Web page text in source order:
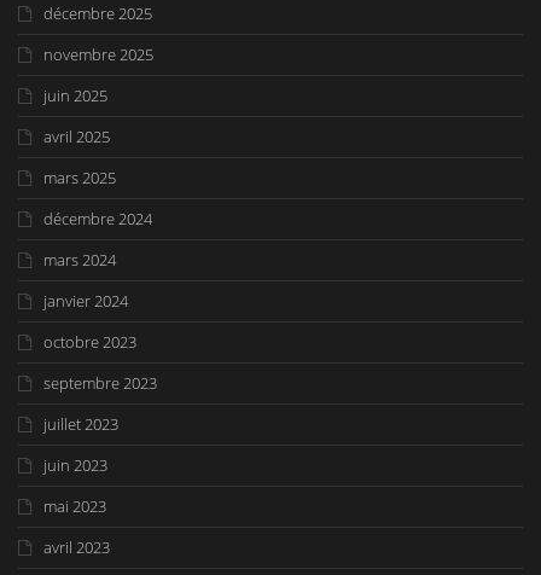
décembre 2025
novembre 2025
juin 2025
avril 2025
mars 2025
décembre 2024
mars 2024
janvier 2024
octobre 2023
septembre 2023
juillet 2023
juin 2023
mai 2023
avril 2023